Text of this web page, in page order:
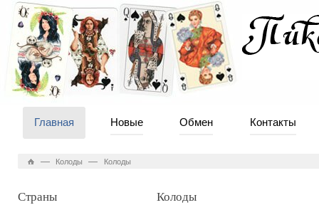
Главная Новые Обмен Контакты
— Колоды — Колоды
Страны Колоды